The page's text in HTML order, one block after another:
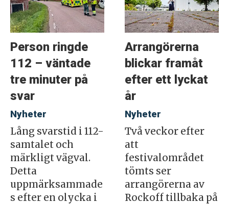
Person ringde
112 – väntade
tre minuter på
svar
Nyheter
Lång svarstid i 112-
samtalet och
märkligt vägval.
Detta
uppmärksammade
s efter en olycka i
Arrangörerna
blickar framåt
efter ett lyckat
år
Nyheter
Två veckor efter
att
festivalområdet
tömts ser
arrangörerna av
Rockoff tillbaka på